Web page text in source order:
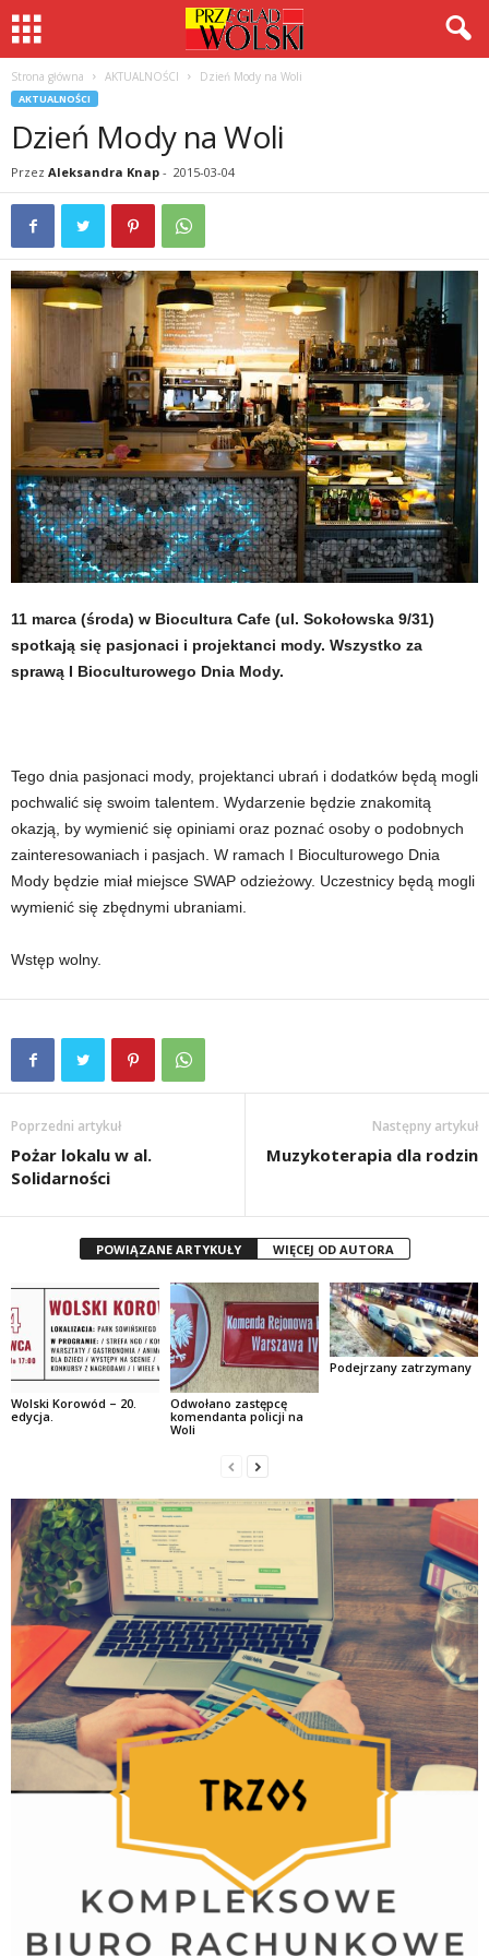
Strona główna AKTUALNOŚCI Dzień Mody na Woli
AKTUALNOŚCI
Dzień Mody na Woli
Przez Aleksandra Knap - 2015-03-04
11 marca (środa) w Biocultura Cafe (ul. Sokołowska 9/31)
spotkają się pasjonaci i projektanci mody. Wszystko za
sprawą I Bioculturowego Dnia Mody.
Tego dnia pasjonaci mody, projektanci ubrań i dodatków będą mogli
pochwalić się swoim talentem. Wydarzenie będzie znakomitą
okazją, by wymienić się opiniami oraz poznać osoby o podobnych
zainteresowaniach i pasjach. W ramach I Bioculturowego Dnia
Mody będzie miał miejsce SWAP odzieżowy. Uczestnicy będą mogli
wymienić się zbędnymi ubraniami.
Wstęp wolny.
Poprzedni artykuł
Pożar lokalu w al.
Solidarności
Następny artykuł
Muzykoterapia dla rodzin
POWIĄZANE ARTYKUŁY WIĘCEJ OD AUTORA
Wolski Korowód – 20.
edycja.
Odwołano zastępcę
komendanta policji na
Woli
Podejrzany zatrzymany